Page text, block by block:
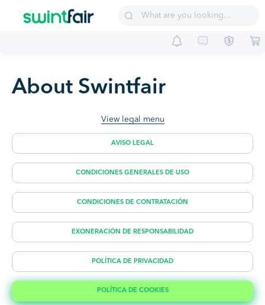
Sell on Swintfair Buyer Central Suppliers
About Swintfair
View legal menu
AVISO LEGAL
CONDICIONES GENERALES DE USO
CONDICIONES DE CONTRATACIÓN
EXONERACIÓN DE RESPONSABILIDAD
POLÍTICA DE PRIVACIDAD
POLÍTICA DE COOKIES